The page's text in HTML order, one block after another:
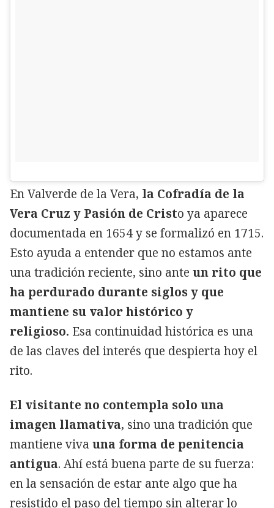
En Valverde de la Vera, la Cofradía de la
Vera Cruz y Pasión de Cristo ya aparece
documentada en 1654 y se formalizó en 1715.
Esto ayuda a entender que no estamos ante
una tradición reciente, sino ante un rito que
ha perdurado durante siglos y que
mantiene su valor histórico y
religioso. Esa continuidad histórica es una
de las claves del interés que despierta hoy el
rito.
El visitante no contempla solo una
imagen llamativa, sino una tradición que
mantiene viva una forma de penitencia
antigua. Ahí está buena parte de su fuerza:
en la sensación de estar ante algo que ha
resistido el paso del tiempo sin alterar lo